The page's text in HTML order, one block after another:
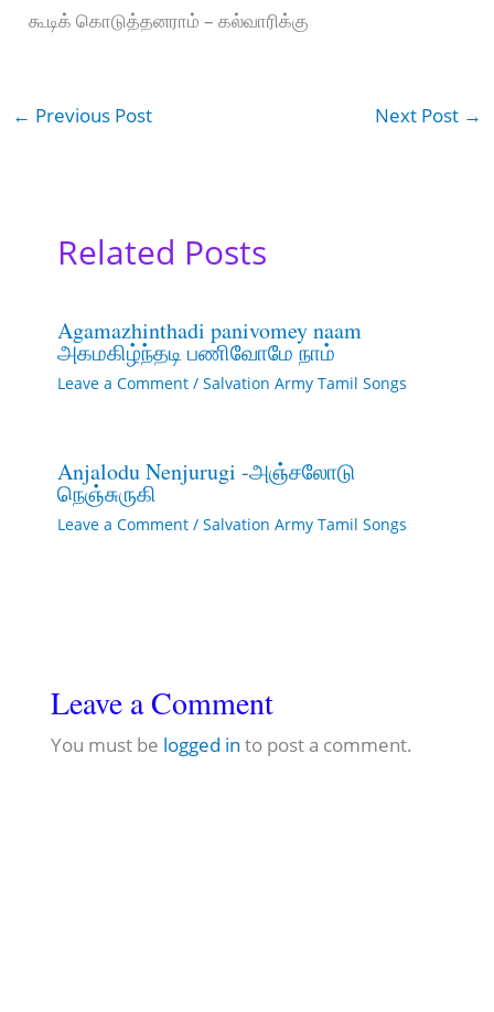
கூடிக் கொடுத்தனராம் – கல்வாரிக்கு
← Previous Post Next Post →
Related Posts
Agamazhinthadi panivomey naam
அகமகிழ்ந்தடி பணிவோமே நாம்
Leave a Comment / Salvation Army Tamil Songs
Anjalodu Nenjurugi -அஞ்சலோடு
நெஞ்சுருகி
Leave a Comment / Salvation Army Tamil Songs
Leave a Comment
You must be logged in to post a comment.